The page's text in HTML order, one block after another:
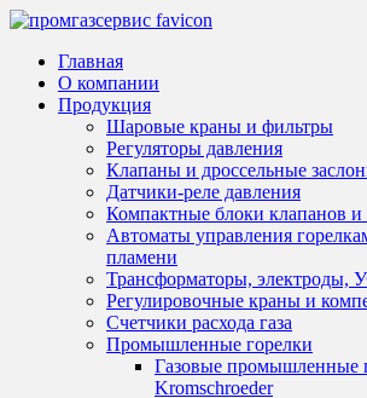
Главная
О компании
Продукция
Шаровые краны и фильтры
Регуляторы давления
Клапаны и дроссельные
Датчики-реле давления
Компактные блоки клапанов
Автоматы управления
пламени
Трансформаторы, электроды,
Регулировочные краны и
Счетчики расхода газа
Промышленные горелки
Газовые промышленные
Kromschroeder